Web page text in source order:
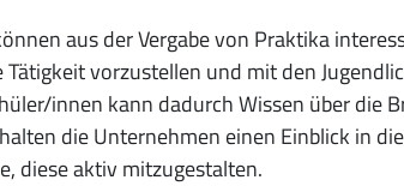
aus der Vergabe von Praktika
Tätigkeit vorzustellen und mit den
innen kann dadurch Wissen über die
die Unternehmen einen Einblick in
diese aktiv mitzugestalten.